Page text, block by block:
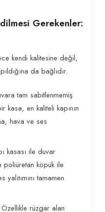
Gerekenler:
kendi kalitesine değil,
da bağlıdır.
tam sabitlenmemiş
kasa, en kaliteli kapının
hava ve ses
kasası ile duvar
poliüretan köpük ile
tamamen
Özellikle rüzgar alan